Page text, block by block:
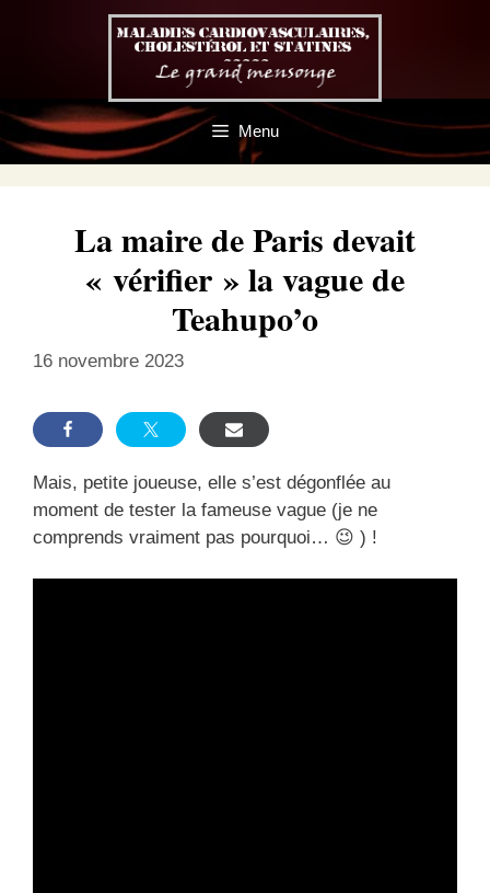
Menu
La maire de Paris devait
« vérifier » la vague de
Teahupo’o
16 novembre 2023
Mais, petite joueuse, elle s’est dégonflée au
moment de tester la fameuse vague (je ne
comprends vraiment pas pourquoi… 😉 ) !